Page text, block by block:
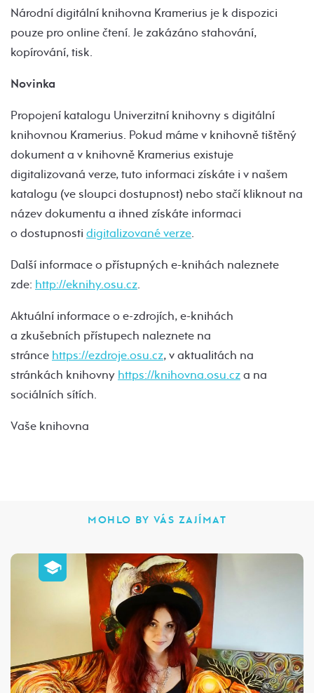
Národní digitální knihovna Kramerius je k dispozici
pouze pro online čtení. Je zakázáno stahování,
kopírování, tisk.
Novinka
Propojení katalogu Univerzitní knihovny s digitální
knihovnou Kramerius. Pokud máme v knihovně tištěný
dokument a v knihovně Kramerius existuje
digitalizovaná verze, tuto informaci získáte i v našem
katalogu (ve sloupci dostupnost) nebo stačí kliknout na
název dokumentu a ihned získáte informaci
o dostupnosti digitalizované verze.
Další informace o přístupných e-knihách naleznete
zde: http://eknihy.osu.cz.
Aktuální informace o e-zdrojích, e-knihách
a zkušebních přístupech naleznete na
stránce https://ezdroje.osu.cz, v aktualitách na
stránkách knihovny https://knihovna.osu.cza na
sociálních sítích.
Vaše knihovna
MOHLO BY VÁS ZAJÍMAT